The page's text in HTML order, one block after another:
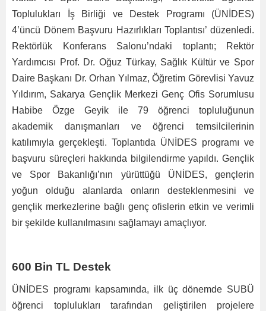
Toplulukları İş Birliği ve Destek Programı (ÜNİDES)
4’üncü Dönem Başvuru Hazırlıkları Toplantısı’ düzenledi.
Rektörlük Konferans Salonu’ndaki toplantı; Rektör
Yardımcısı Prof. Dr. Oğuz Türkay, Sağlık Kültür ve Spor
Daire Başkanı Dr. Orhan Yılmaz, Öğretim Görevlisi Yavuz
Yıldırım, Sakarya Gençlik Merkezi Genç Ofis Sorumlusu
Habibe Özge Geyik ile 79 öğrenci topluluğunun
akademik danışmanları ve öğrenci temsilcilerinin
katılımıyla gerçekleşti. Toplantıda ÜNİDES programı ve
başvuru süreçleri hakkında bilgilendirme yapıldı. Gençlik
ve Spor Bakanlığı’nın yürüttüğü ÜNİDES, gençlerin
yoğun olduğu alanlarda onların desteklenmesini ve
gençlik merkezlerine bağlı genç ofislerin etkin ve verimli
bir şekilde kullanılmasını sağlamayı amaçlıyor.
600 Bin TL Destek
ÜNİDES programı kapsamında, ilk üç dönemde SUBÜ
öğrenci toplulukları tarafından geliştirilen projelere